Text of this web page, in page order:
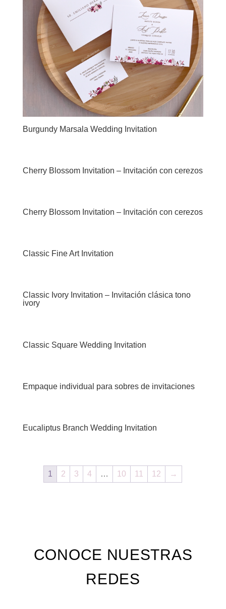
Burgundy Marsala Wedding Invitation
Cherry Blossom Invitation – Invitación con cerezos
Cherry Blossom Invitation – Invitación con cerezos
Classic Fine Art Invitation
Classic Ivory Invitation – Invitación clásica tono
ivory
Classic Square Wedding Invitation
Empaque individual para sobres de invitaciones
Eucaliptus Branch Wedding Invitation
1 2 3 4 … 10 11 12 →
CONOCE NUESTRAS
REDES